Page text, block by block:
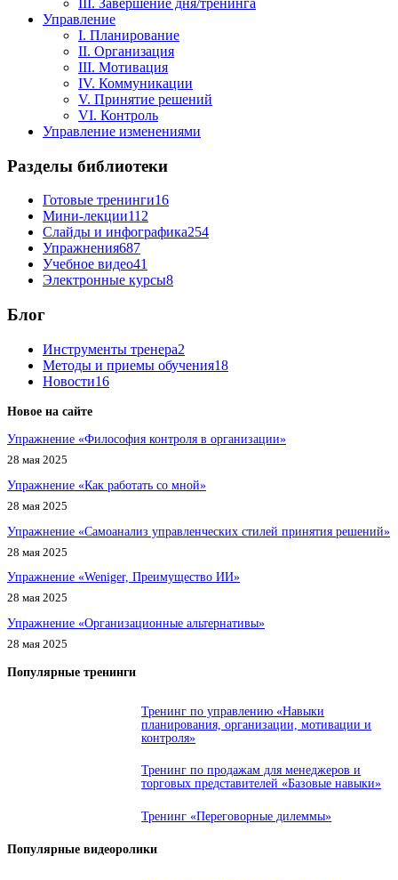
III. Завершение дня/тренинга
Управление
I. Планирование
II. Организация
III. Мотивация
IV. Коммуникации
V. Принятие решений
VI. Контроль
Управление изменениями
Разделы библиотеки
Готовые тренинги16
Мини-лекции112
Слайды и инфографика254
Упражнения687
Учебное видео41
Электронные курсы8
Блог
Инструменты тренера2
Методы и приемы обучения18
Новости16
Новое на сайте
Упражнение «Философия контроля в организации»
28 мая 2025
Упражнение «Как работать со мной»
28 мая 2025
Упражнение «Самоанализ управленческих стилей принятия решений»
28 мая 2025
Упражнение «Weniger, Преимущество ИИ»
28 мая 2025
Упражнение «Организационные альтернативы»
28 мая 2025
Популярные тренинги
Тренинг по управлению «Навыки
планирования, организации, мотивации и
контроля»
Тренинг по продажам для менеджеров и
торговых представителей «Базовые навыки»
Тренинг «Переговорные дилеммы»
Популярные видеоролики